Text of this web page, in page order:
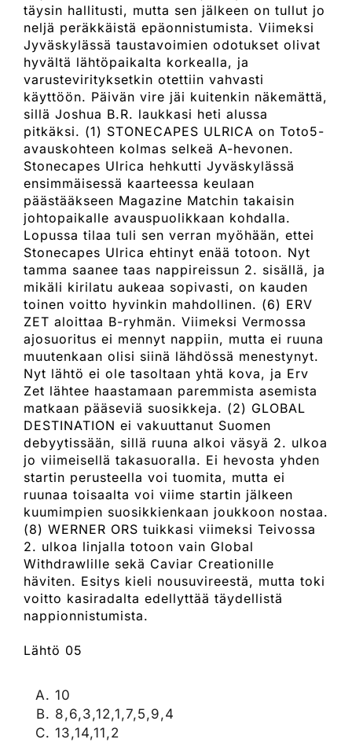
täysin hallitusti, mutta sen jälkeen on tullut jo
neljä peräkkäistä epäonnistumista. Viimeksi
Jyväskylässä taustavoimien odotukset olivat
hyvältä lähtöpaikalta korkealla, ja
varustevirityksetkin otettiin vahvasti
käyttöön. Päivän vire jäi kuitenkin näkemättä,
sillä Joshua B.R. laukkasi heti alussa
pitkäksi. (1) STONECAPES ULRICA on Toto5-
avauskohteen kolmas selkeä A-hevonen.
Stonecapes Ulrica hehkutti Jyväskylässä
ensimmäisessä kaarteessa keulaan
päästääkseen Magazine Matchin takaisin
johtopaikalle avauspuolikkaan kohdalla.
Lopussa tilaa tuli sen verran myöhään, ettei
Stonecapes Ulrica ehtinyt enää totoon. Nyt
tamma saanee taas nappireissun 2. sisällä, ja
mikäli kirilatu aukeaa sopivasti, on kauden
toinen voitto hyvinkin mahdollinen. (6) ERV
ZET aloittaa B-ryhmän. Viimeksi Vermossa
ajosuoritus ei mennyt nappiin, mutta ei ruuna
muutenkaan olisi siinä lähdössä menestynyt.
Nyt lähtö ei ole tasoltaan yhtä kova, ja Erv
Zet lähtee haastamaan paremmista asemista
matkaan pääseviä suosikkeja. (2) GLOBAL
DESTINATION ei vakuuttanut Suomen
debyytissään, sillä ruuna alkoi väsyä 2. ulkoa
jo viimeisellä takasuoralla. Ei hevosta yhden
startin perusteella voi tuomita, mutta ei
ruunaa toisaalta voi viime startin jälkeen
kuumimpien suosikkienkaan joukkoon nostaa.
(8) WERNER ORS tuikkasi viimeksi Teivossa
2. ulkoa linjalla totoon vain Global
Withdrawlille sekä Caviar Creationille
häviten. Esitys kieli nousuvireestä, mutta toki
voitto kasiradalta edellyttää täydellistä
nappionnistumista.
Lähtö 05
10
8,6,3,12,1,7,5,9,4
13,14,11,2